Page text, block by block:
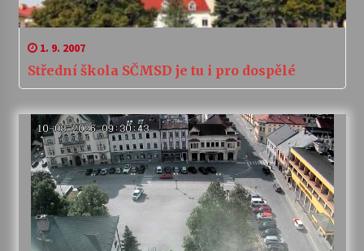
1. 9. 2007
Střední škola SČMSD je tu i pro dospělé